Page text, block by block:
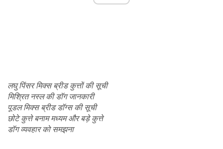
लघु पिंसर मिक्स ब्रीड कुत्तों की सूची
मिश्रित नस्ल की डॉग जानकारी
पूडल मिक्स ब्रीड डॉग्स की सूची
छोटे कुत्ते बनाम मध्यम और बड़े कुत्ते
डॉग व्यवहार को समझना